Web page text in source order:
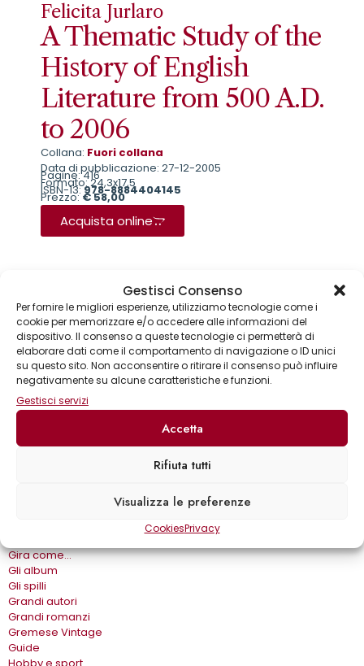
Gestisci Consenso
Per fornire le migliori esperienze, utilizziamo tecnologie come i
cookie per memorizzare e/o accedere alle informazioni del
dispositivo. Il consenso a queste tecnologie ci permetterà di
elaborare dati come il comportamento di navigazione o ID unici
su questo sito. Non acconsentire o ritirare il consenso può influire
negativamente su alcune caratteristiche e funzioni.
Gestisci servizi
Accetta
Rifiuta tutti
Visualizza le preferenze
CookiesPrivacy
Felicita Jurlaro
A Thematic Study of the
History of English
Literature from 500 A.D.
to 2006
Collana: Fuori collana
Data di pubblicazione: 27-12-2005
Pagine: 416
Formato: 24,3x17,5
ISBN-13:978-8884404145
Prezzo:€ 58,00
Acquista online
Collane
Annuari & Guide
Astronomia & dintorni
Bear Grylls adventures
Biblioteca delle arti
Biblioteca gastronomica
Crimen
Gira come…
Gli album
Gli spilli
Grandi autori
Grandi romanzi
Gremese Vintage
Guide